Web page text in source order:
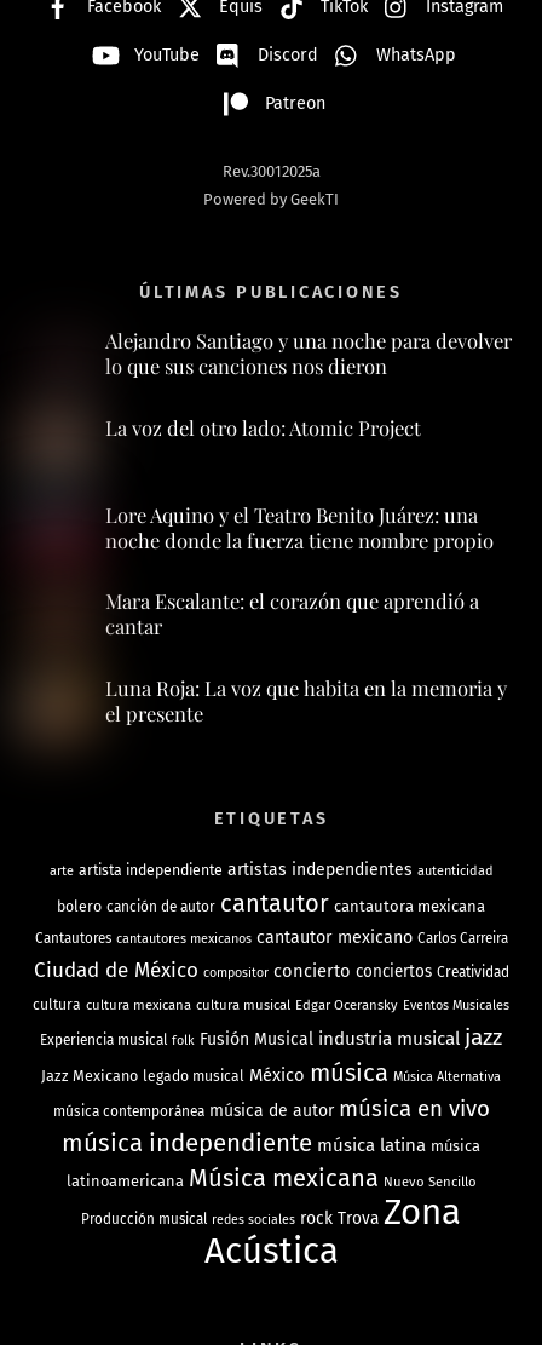
Facebook Equis TikTok Instagram
YouTube Discord WhatsApp
Patreon
Rev.30012025a
Powered by GeekTI
ÚLTIMAS PUBLICACIONES
Alejandro Santiago y una noche para devolver
lo que sus canciones nos dieron
La voz del otro lado: Atomic Project
Lore Aquino y el Teatro Benito Juárez: una
noche donde la fuerza tiene nombre propio
Mara Escalante: el corazón que aprendió a
cantar
Luna Roja: La voz que habita en la memoria y
el presente
ETIQUETAS
arte artista independiente artistas independientes autenticidad
bolero canción de autor cantautor cantautora mexicana
Cantautores cantautores mexicanos cantautor mexicano Carlos Carreira
Ciudad de México compositor concierto conciertos Creatividad
cultura cultura mexicana cultura musical Edgar Oceransky Eventos Musicales
Experiencia musical folk Fusión Musical industria musical jazz
Jazz Mexicano legado musical México música Música Alternativa
música contemporánea música de autor música en vivo
música independiente música latina música
latinoamericana Música mexicana Nuevo Sencillo
Producción musical redes sociales rock Trova Zona
Acústica